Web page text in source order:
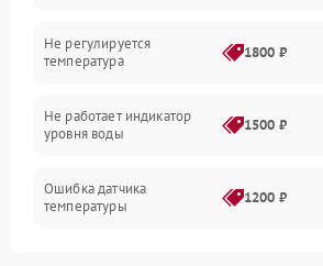
Не регулируется
температура
1800 ₽
Не работает индикатор
уровня воды
1500 ₽
Ошибка датчика
температуры
1200 ₽